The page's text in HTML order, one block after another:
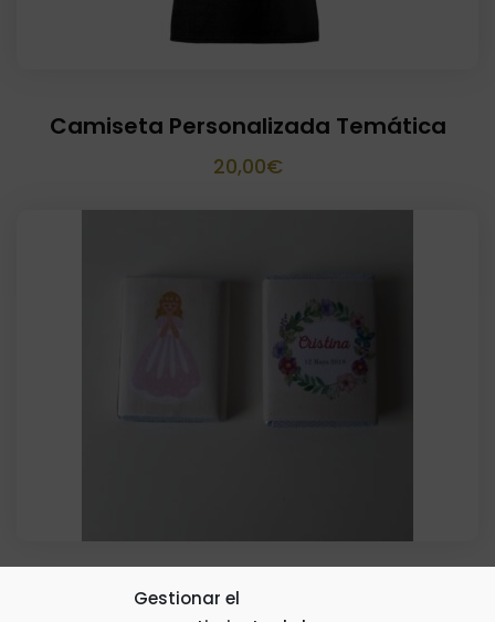
Gestionar el
Camiseta Personalizada Temática
20,00€
Mini Chocolatinas Personalizadas Tipo